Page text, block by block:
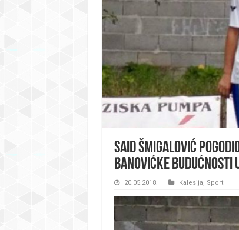
Said Šmigalović
banovićke Budućnosti
20.05.2018. Kalesija, Sport